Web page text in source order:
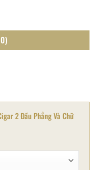
2 Đầu Phẳng Và Chữ